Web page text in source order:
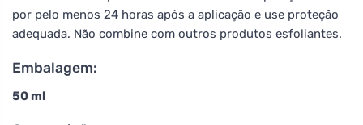
por pelo menos 24 horas após a aplicação e use proteção
adequada. Não combine com outros produtos esfoliantes.
Embalagem:
50 ml